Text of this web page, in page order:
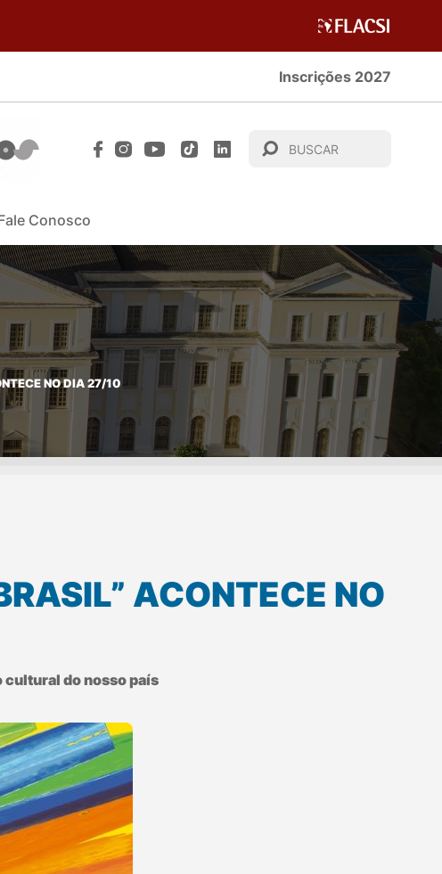
Inscrições 2027
Conosco
NO DIA 27/10
ACONTECE NO
cultural do nosso país